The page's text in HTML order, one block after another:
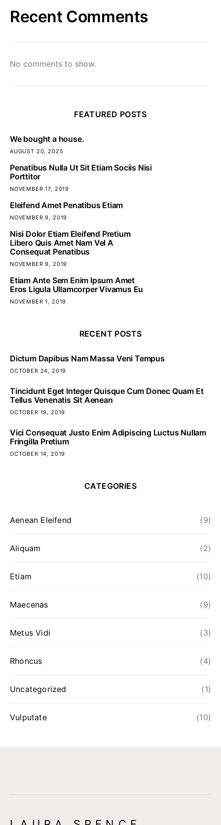
Recent Comments
No comments to show.
FEATURED POSTS
We bought a house.
AUGUST 20, 2025
Penatibus Nulla Ut Sit Etiam Sociis Nisi
Porttitor
NOVEMBER 17, 2019
Eleifend Amet Penatibus Etiam
NOVEMBER 9, 2019
Nisi Dolor Etiam Eleifend Pretium
Libero Quis Amet Nam Vel A
Consequat Penatibus
NOVEMBER 9, 2019
Etiam Ante Sem Enim Ipsum Amet
Eros Ligula Ullamcorper Vivamus Eu
NOVEMBER 1, 2019
RECENT POSTS
Dictum Dapibus Nam Massa Veni Tempus
OCTOBER 24, 2019
Tincidunt Eget Integer Quisque Cum Donec Quam Et
Tellus Venenatis Sit Aenean
OCTOBER 19, 2019
Vici Consequat Justo Enim Adipiscing Luctus Nullam
Fringilla Pretium
OCTOBER 14, 2019
CATEGORIES
Aenean Eleifend (9)
Aliquam (2)
Etiam (10)
Maecenas (9)
Metus Vidi (3)
Rhoncus (4)
Uncategorized (1)
Vulputate (10)